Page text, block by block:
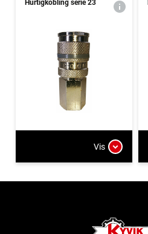
Hurtigkobling serie 23
Vis